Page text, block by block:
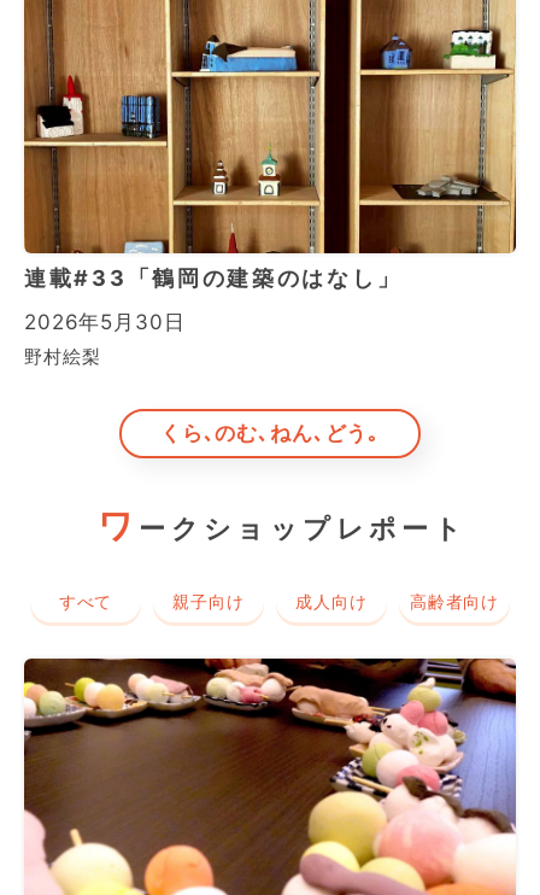
連載#33「鶴岡の建築のはなし」
2026年5月30日
野村絵梨
くら､のむ､ねん､どう｡
ワ ークショップレポート
すべて 親子向け 成人向け 高齢者向け